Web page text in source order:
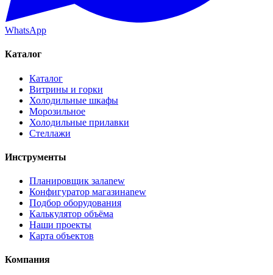
WhatsApp
Каталог
Каталог
Витрины и горки
Холодильные шкафы
Морозильное
Холодильные прилавки
Стеллажи
Инструменты
Планировщик залаnew
Конфигуратор магазинаnew
Подбор оборудования
Калькулятор объёма
Наши проекты
Карта объектов
Компания